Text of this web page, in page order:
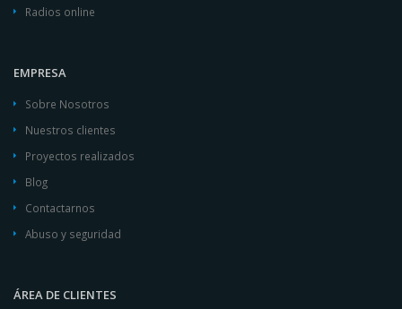
Radios online
EMPRESA
Sobre Nosotros
Nuestros clientes
Proyectos realizados
Blog
Contactarnos
Abuso y seguridad
ÁREA DE CLIENTES